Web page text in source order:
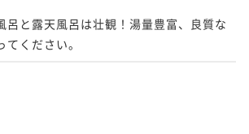
呂と露天風呂は壮観！湯量豊富、良質な
ください。